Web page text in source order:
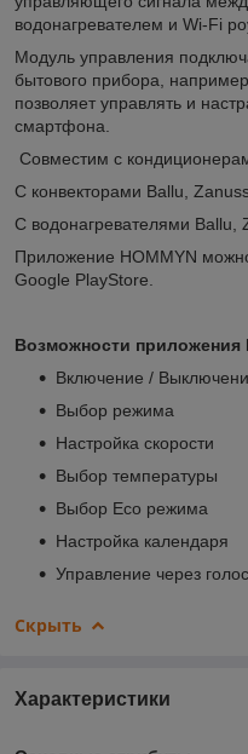
водонагревателем и Wi-Fi
Модуль управления
бытового прибора,
позволяет управлять и
смартфона.
Совместим с
C конвекторами Ballu,
С водонагревателями Ballu,
Приложение HOMMYN
Google PlayStore.
Возможности приложения
Включение /
Выбор режима
Настройка скорости
Выбор температуры
Выбор Eco режима
Настройка календаря
Управление через
Скрыть
Характеристики